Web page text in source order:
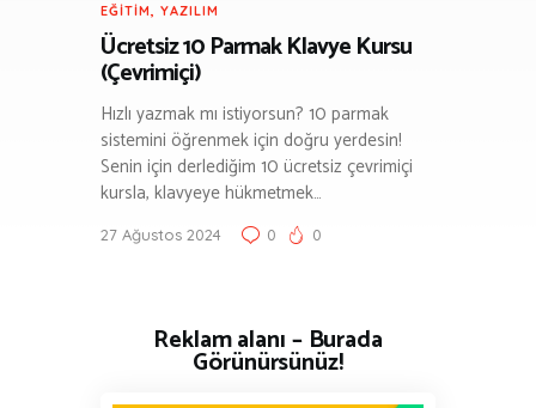
EĞITIM, YAZILIM
Ücretsiz 10 Parmak Klavye Kursu
(Çevrimiçi)
Hızlı yazmak mı istiyorsun? 10 parmak
sistemini öğrenmek için doğru yerdesin!
Senin için derlediğim 10 ücretsiz çevrimiçi
kursla, klavyeye hükmetmek…
27 Ağustos 2024 0 0
Reklam alanı – Burada
Görünürsünüz!